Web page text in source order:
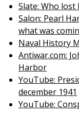
Slate: Who lost
Salon: Pearl
what was
Naval History
Antiwar.com:
Harbor
YouTube:
december 1941
YouTube: